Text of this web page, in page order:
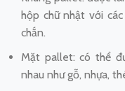
hộp chữ nhật với
chắn.
Mặt pallet: có thể
nhau như gỗ, nhựa,